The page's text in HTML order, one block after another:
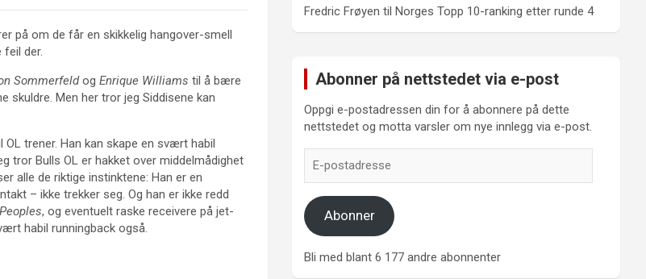
på om de får en skikkelig hangover-smell
der.
Sommerfeldog Enrique Williams til å bære
skuldre. Men her tror jeg Siddisene kan
trener. Han kan skape en svært habil
tror Bulls OL er hakket over middelmådighet
alle de riktige instinktene: Han er en
– ikke trekker seg. Og han er ikke redd
Peoples, og eventuelt raske receivere på jet-
habil runningback også.
Fredric Frøyen tilNorges Topp 10-ranking etter runde 4
Abonner på nettstedet via e-post
Oppgi e-postadressen din for å abonnere på dette
nettstedet og motta varsler om nye innlegg via e-post.
postadresse
Abonner
Bli med blant 6 177 andre abonnenter